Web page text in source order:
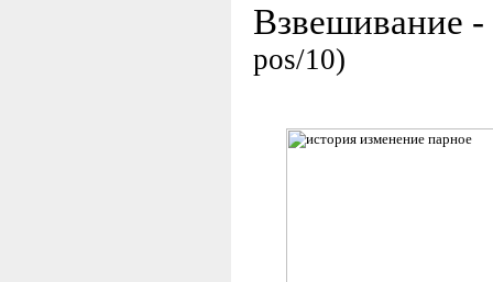
Взвешивание
pos/10)